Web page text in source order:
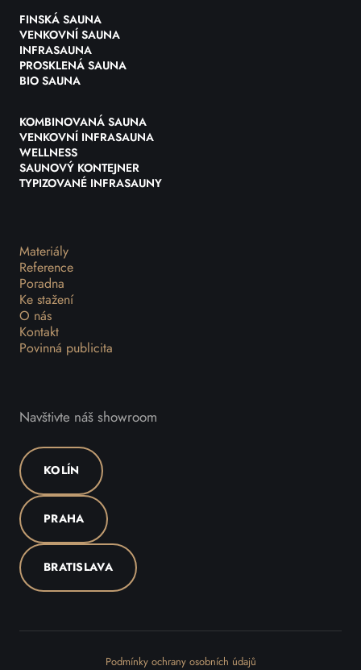
FINSKÁ SAUNA
VENKOVNÍ SAUNA
INFRASAUNA
PROSKLENÁ SAUNA
BIO SAUNA
KOMBINOVANÁ SAUNA
VENKOVNÍ INFRASAUNA
WELLNESS
SAUNOVÝ KONTEJNER
TYPIZOVANÉ INFRASAUNY
Materiály
Reference
Poradna
Ke stažení
O nás
Kontakt
Povinná publicita
Navštivte náš showroom
KOLÍN
PRAHA
BRATISLAVA
Podmínky ochrany osobních údajů